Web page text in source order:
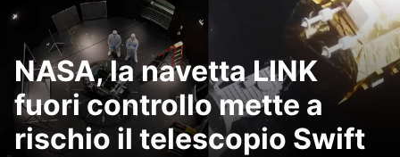
NASA, la navetta LINK
fuori controllo mette a
rischio il telescopio Swift